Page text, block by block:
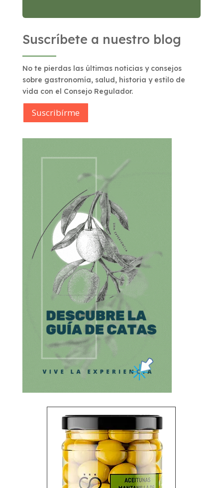
Suscríbete a nuestro blog
No te pierdas las últimas noticias y consejos
sobre gastronomía, salud, historia y estilo de
vida con el Consejo Regulador.
Suscribírme